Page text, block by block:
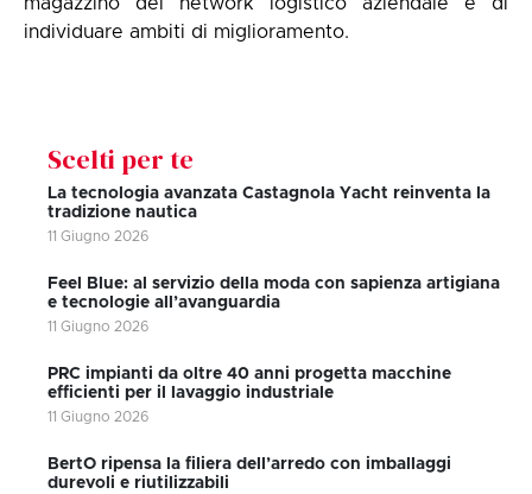
individuare ambiti di miglioramento.
Scelti per te
La tecnologia avanzata Castagnola Yacht reinventa la
tradizione nautica
11 Giugno 2026
Feel Blue: al servizio della moda con sapienza artigiana
e tecnologie all’avanguardia
11 Giugno 2026
PRC impianti da oltre 40 anni progetta macchine
efficienti per il lavaggio industriale
11 Giugno 2026
BertO ripensa la filiera dell’arredo con imballaggi
durevoli e riutilizzabili